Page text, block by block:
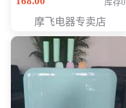
库存0
摩飞电器专卖店